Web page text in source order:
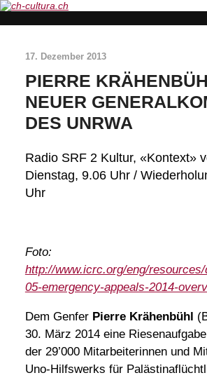
17. Dezember 2013
PIERRE
NEUER
DES UNRWA
Radio SRF 2 Kultur, «Kontext»
Dienstag, 9.06 Uhr /
Uhr
Foto:
http://www.icrc.org/eng/
05-emergency-appeals-2014-
Dem Genfer Pierre Krähenbühl
30. März 2014 eine
der 29’000 Mitarbeiterinnen und
Uno-Hilfswerks für